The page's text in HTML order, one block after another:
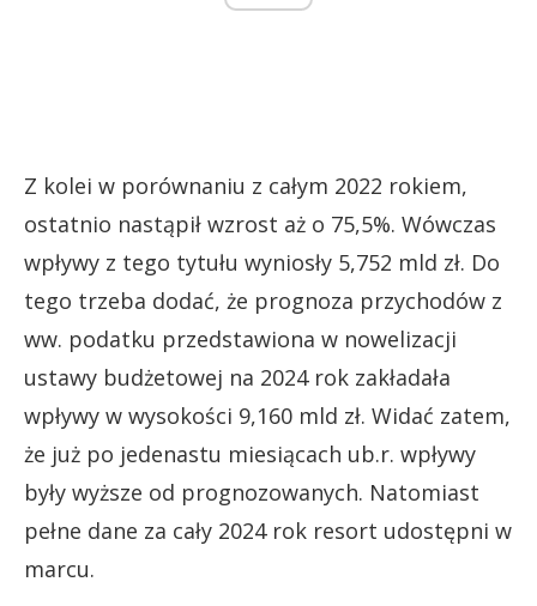
Z kolei w porównaniu z całym 2022 rokiem,
ostatnio nastąpił wzrost aż o 75,5%. Wówczas
wpływy z tego tytułu wyniosły 5,752 mld zł. Do
tego trzeba dodać, że prognoza przychodów z
ww. podatku przedstawiona w nowelizacji
ustawy budżetowej na 2024 rok zakładała
wpływy w wysokości 9,160 mld zł. Widać zatem,
że już po jedenastu miesiącach ub.r. wpływy
były wyższe od prognozowanych. Natomiast
pełne dane za cały 2024 rok resort udostępni w
marcu.